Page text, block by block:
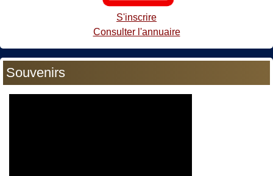
S'inscrire
Consulter l'annuaire
Souvenirs